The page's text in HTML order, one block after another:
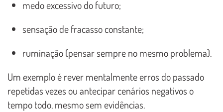
medo excessivo do futuro;
sensação de fracasso constante;
ruminação (pensar sempre no mesmo problema).
Um exemplo é rever mentalmente erros do passado
repetidas vezes ou antecipar cenários negativos o
tempo todo, mesmo sem evidências.